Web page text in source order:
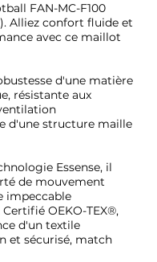
FAN-MC-F100
Alliez confort fluide et
avec ce maillot
d'une matière
résistante aux
d'une structure maille
Essense, il
de mouvement
impeccable
OEKO-TEX®,
d'un textile
et sécurisé, match